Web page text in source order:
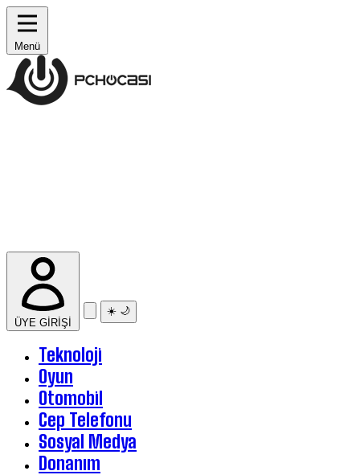
Menü
ÜYE GİRİŞİ
☀️ 🌙
Teknoloji
Oyun
Otomobil
Cep Telefonu
Sosyal Medya
Donanım